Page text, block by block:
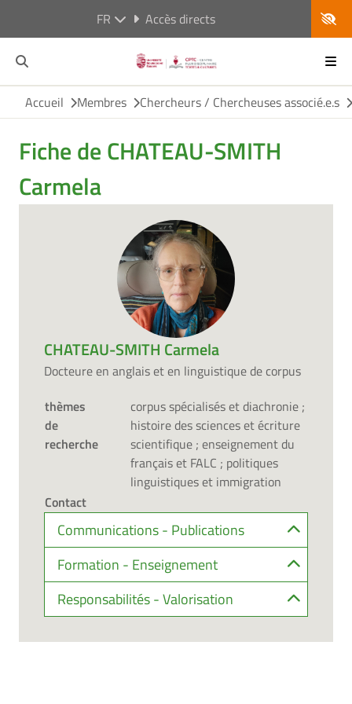
FR Accès directs
Accueil Membres Chercheurs / Chercheuses associé.e.s
Fiche de CHATEAU-SMITH
Carmela
CHATEAU-SMITH Carmela
Docteure en anglais et en linguistique de corpus
thèmes
de
recherche
corpus spécialisés et diachronie ;
histoire des sciences et écriture
scientifique ; enseignement du
français et FALC ; politiques
linguistiques et immigration
Contact
Communications - Publications
Formation - Enseignement
Responsabilités - Valorisation